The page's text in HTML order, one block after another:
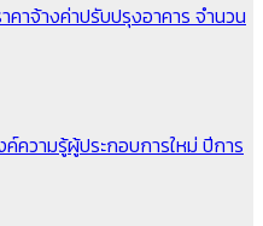
คาจ้างค่าปรับปรุงอาคาร จำนวน
ความรู้ผู้ประกอบการใหม่ ปีการ